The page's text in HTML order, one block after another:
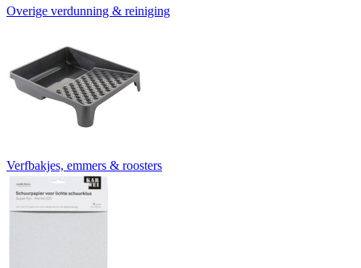
Overige verdunning & reiniging
Verfbakjes, emmers & roosters